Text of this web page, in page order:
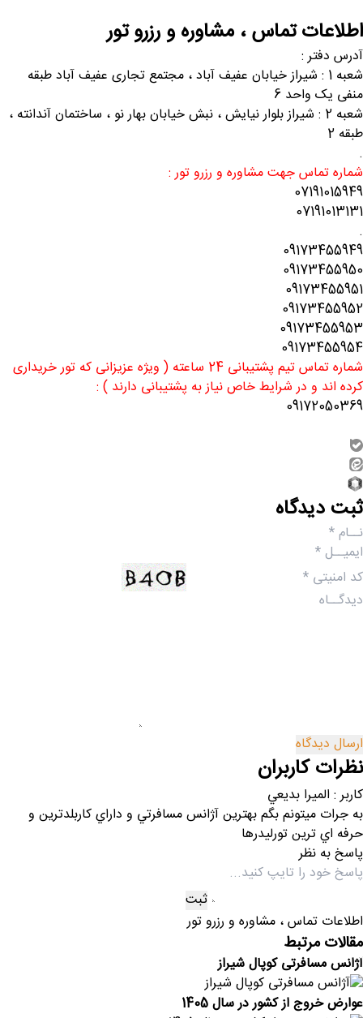
اطلاعات تماس ، مشاوره و رزرو تور
آدرس دفتر :
شعبه 1 : شیراز خیابان عفیف آباد ، مجتمع تجاری عفیف آباد طبقه
منفی یک واحد 6
شعبه 2 : شیراز بلوار نیایش ، نبش خیابان بهار نو ، ساختمان آندانته ،
طبقه 2
.
شماره تماس جهت مشاوره و رزرو تور :
07191015949
07191013131
.
09173455949
09173455950
09173455951
09173455952
09173455953
09173455954
شماره تماس تیم پشتیبانی 24 ساعته ( ویژه عزیزانی که تور خریداری
کرده اند و در شرایط خاص نیاز به پشتیبانی دارند ) :
09172050369
ثبت دیدگاه
ارسال دیدگاه
نظرات کاربران
کاربر : الميرا بديعي
به جرات ميتونم بگم بهترين آژانس مسافرتي و داراي كاربلدترين و
حرفه اي ترين تورليدرها
پاسخ به نظر
اطلاعات تماس ، مشاوره و رزرو تور
مقالات مرتبط
آژانس مسافرتی کوپال شیراز
عوارض خروج از کشور در سال 1405